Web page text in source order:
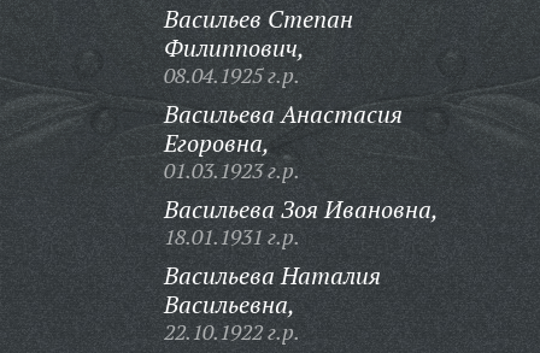
Васильев Степан
Филиппович,
08.04.1925 г.р.
Васильева Анастасия
Егоровна,
01.03.1923 г.р.
Васильева Зоя Ивановна,
18.01.1931 г.р.
Васильева Наталия
Васильевна,
22.10.1922 г.р.